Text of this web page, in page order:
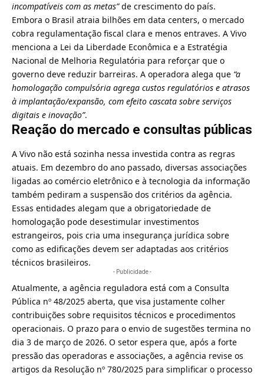
incompatíveis com as metas”de crescimento do país.
Embora o Brasil atraia bilhões em data centers, o mercado
cobra regulamentação fiscal clara e menos entraves. A Vivo
menciona a Lei da Liberdade Econômica e a Estratégia
Nacional de Melhoria Regulatória para reforçar que o
governo deve reduzir barreiras. A operadora alega que “a
homologação compulsória agrega custos regulatórios e atrasos
à implantação/expansão, com efeito cascata sobre serviços
digitais e inovação”.
Reação do mercado e consultas públicas
A Vivo não está sozinha nessa investida contra as regras
atuais. Em dezembro do ano passado, diversas associações
ligadas ao comércio eletrônico e à tecnologia da informação
também pediram a suspensão dos critérios da agência.
Essas entidades alegam que a obrigatoriedade de
homologação pode desestimular investimentos
estrangeiros, pois cria uma insegurança jurídica sobre
como as edificações devem ser adaptadas aos critérios
técnicos brasileiros.
- Publicidade -
Atualmente, a agência reguladora está com a Consulta
Pública nº 48/2025 aberta, que visa justamente colher
contribuições sobre requisitos técnicos e procedimentos
operacionais. O prazo para o envio de sugestões termina no
dia 3 de março de 2026. O setor espera que, após a forte
pressão das operadoras e associações, a agência revise os
artigos da Resolução nº 780/2025 para simplificar o processo